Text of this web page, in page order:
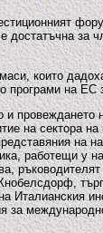
достатъчна
които
програми на
и провеждането
на сектора на
на
работещи у
ръководителят
Италианския
за